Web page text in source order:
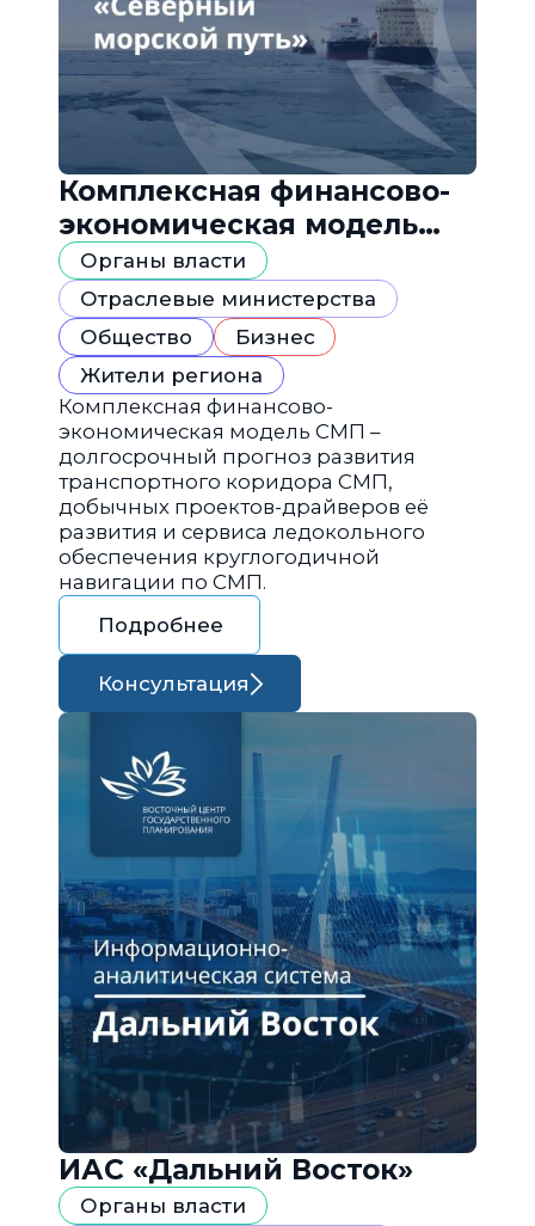
Комплексная финансово-
экономическая модель
«Северный морской путь»
Органы власти
Отраслевые министерства
Общество
Бизнес
Жители региона
Комплексная финансово-
экономическая модель СМП –
долгосрочный прогноз развития
транспортного коридора СМП,
добычных проектов-драйверов её
развития и сервиса ледокольного
обеспечения круглогодичной
навигации по СМП.
Подробнее
Консультация
ИАС «Дальний Восток»
Органы власти